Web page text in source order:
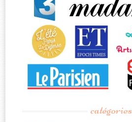
catégories